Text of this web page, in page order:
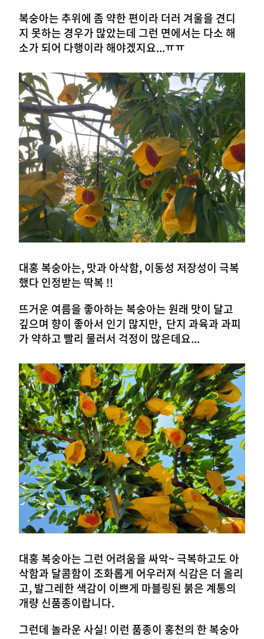
복숭아는 추위에 좀 약한 편이라 더러 겨울을 견디
지 못하는 경우가 많았는데 그런 면에서는 다소 해
소가 되어 다행이라 해야겠지요...ㅠㅠ
대홍 복숭아는, 맛과 아삭함, 이동성 저장성이 극복
했다 인정받는 딱복 !!
뜨거운 여름을 좋아하는 복숭아는 원래 맛이 달고
깊으며 향이 좋아서 인기 많지만, 단지 과육과 과피
가 약하고 빨리 물러서 걱정이 많은데요...
대홍 복숭아는 그런 어려움을 싸악~ 극복하고도 아
삭함과 달콤함이 조화롭게 어우러져 식감은 더 올리
고, 발그레한 색감이 이쁘게 마블링된 붉은 계통의
개량 신품종이랍니다.
그런데 놀라운 사실! 이런 품종이 홍천의 한 복숭아